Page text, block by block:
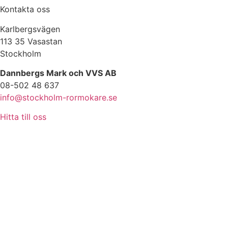
Kontakta oss
Karlbergsvägen
113 35 Vasastan
Stockholm
Dannbergs Mark och VVS AB
08-502 48 637
info@stockholm-rormokare.se
Hitta till oss